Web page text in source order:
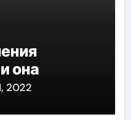
она
2022